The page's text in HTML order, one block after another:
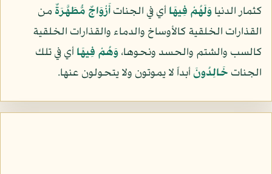
كثمار الدنياوَلَهُمْ فِيهَاأي في الجناتأَزْوَاجٌ مُّطَهَّرَةٌ من
القذارات الخلقية كالأوساخ والدماء والقذارات الخلقية
كالسب والشتم والحسد ونحوها،وَهُمْ فِيهَاأي في تلك
الجنات خَالِدُونَأبداً لا يموتون ولا يتحولون عنها.